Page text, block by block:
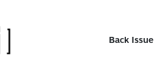
Back Issue